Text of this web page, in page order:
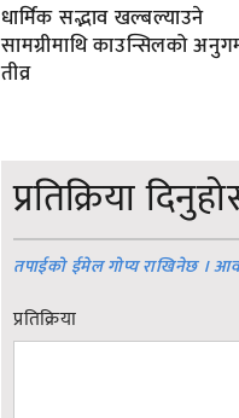
धार्मिक सद्भाव खल्बल्याउने
सामग्रीमाथि काउन्सिलको
तीव्र
प्रतिक्रिया
तपाईको ईमेल गोप्य राखिनेछ ।
प्रतिक्रिया